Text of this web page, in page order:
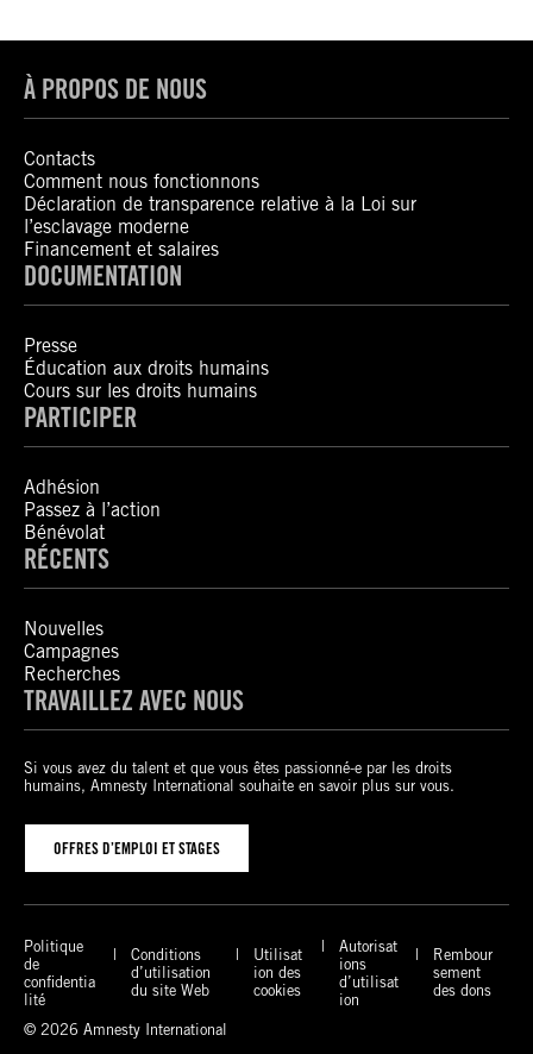
À PROPOS DE NOUS
Contacts
Comment nous fonctionnons
Déclaration de transparence relative à la Loi sur
l’esclavage moderne
Financement et salaires
DOCUMENTATION
Presse
Éducation aux droits humains
Cours sur les droits humains
PARTICIPER
Adhésion
Passez à l’action
Bénévolat
RÉCENTS
Nouvelles
Campagnes
Recherches
TRAVAILLEZ AVEC NOUS
Si vous avez du talent et que vous êtes passionné-e par les droits
humains, Amnesty International souhaite en savoir plus sur vous.
OFFRES D’EMPLOI ET STAGES
Politique
de
confidentia
lité
Conditions
d’utilisation
du site Web
Utilisat
ion des
cookies
Autorisat
ions
d’utilisat
ion
Rembour
sement
des dons
© 2026 Amnesty International